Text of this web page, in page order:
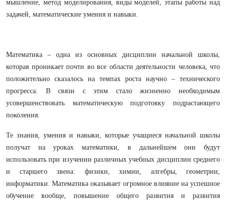
мышление, метод моделирования, виды моделей, этапы работы над
задачей, математические умения и навыки.
Математика – одна из основных дисциплин начальной школы,
которая проникает почти во все области деятельности человека, что
положительно сказалось на темпах роста научно – технического
прогресса. В связи с этим стало жизненно необходимым
усовершенствовать математическую подготовку подрастающего
поколения.
Те знания, умения и навыки, которые учащиеся начальной школы
получат на уроках математики, в дальнейшем они будут
использовать при изучении различных учебных дисциплин среднего
и старшего звена: физики, химии, алгебры, геометрии,
информатики. Математика оказывает огромное влияние на успешное
обучение вообще, повышение общего развития и развития